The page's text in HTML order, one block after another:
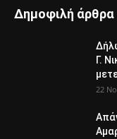
Δημοφιλή άρθρα
Γ.
22